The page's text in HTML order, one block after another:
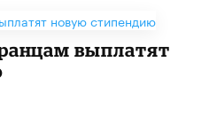
выплатят